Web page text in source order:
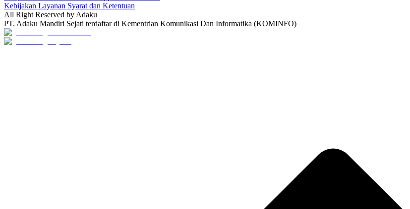
Kebijakan Layanan Syarat dan Ketentuan
All Right Reserved by Adaku
PT. Adaku Mandiri Sejati terdaftar di Kementrian Komunikasi Dan Informatika (KOMINFO)